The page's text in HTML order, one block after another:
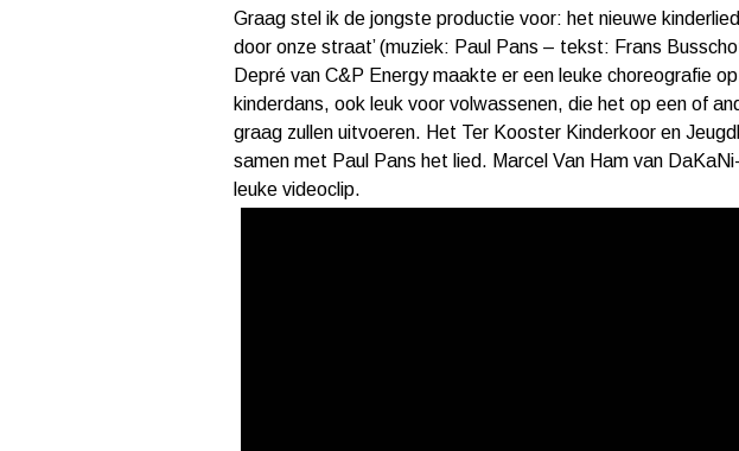
Graag stel ik de jongste productie voor: het nieuwe
door onze straat’ (muziek: Paul Pans – tekst: Frans
Depré van C&P Energy maakte er een leuke choreografie
kinderdans, ook leuk voor volwassenen, die het op een of
graag zullen uitvoeren. Het Ter Kooster Kinderkoor en
samen met Paul Pans het lied. Marcel Van Ham van
leuke videoclip.